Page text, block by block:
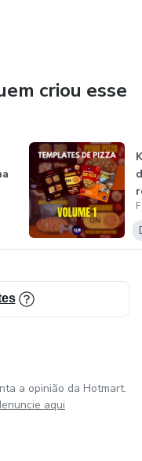
criou esse
a opinião da Hotmart.
aqui